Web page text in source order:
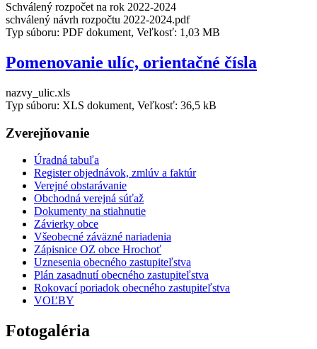
Schválený rozpočet na rok 2022-2024
schválený návrh rozpočtu 2022-2024.pdf
Typ súboru: PDF dokument, Veľkosť: 1,03 MB
Pomenovanie ulíc, orientačné čísla
nazvy_ulic.xls
Typ súboru: XLS dokument, Veľkosť: 36,5 kB
Zverejňovanie
Úradná tabuľa
Register objednávok, zmlúv a faktúr
Verejné obstarávanie
Obchodná verejná súťaž
Dokumenty na stiahnutie
Závierky obce
Všeobecné záväzné nariadenia
Zápisnice OZ obce Hrochoť
Uznesenia obecného zastupiteľstva
Plán zasadnutí obecného zastupiteľstva
Rokovací poriadok obecného zastupiteľstva
VOĽBY
Fotogaléria